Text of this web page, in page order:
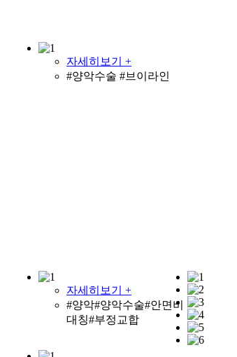
자세히보기 +
#양악수술 #브이라인
자세히보기 +
#양악#양악수술#안면비
대칭#부정교합